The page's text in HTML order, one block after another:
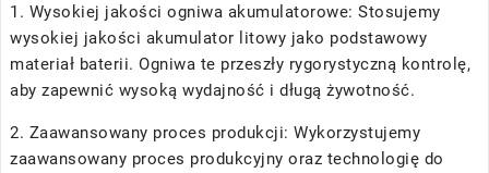
1. Wysokiej jakości ogniwa akumulatorowe: Stosujemy
wysokiej jakości akumulator litowy jako podstawowy
materiał baterii. Ogniwa te przeszły rygorystyczną kontrolę,
aby zapewnić wysoką wydajność i długą żywotność.
2. Zaawansowany proces produkcji: Wykorzystujemy
zaawansowany proces produkcyjny oraz technologię do